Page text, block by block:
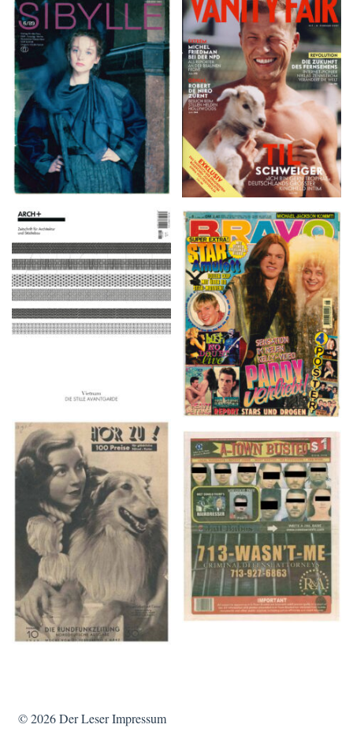
VANITY FAIR – Nr. 7 –
8. Februar 2007
SIBYLLE 6/89
ARCH+ Nr. 226, Herbst
2016
BRAVO – Nr. 8, 13. Febr.
1997
HÖR ZU! – 1949,
NUMMER 10, Woche
vom 27. Februar bis 05.
März
A-TOWN BUSTED –
8/15/16–9/1/16
© 2026Der Leser Impressum